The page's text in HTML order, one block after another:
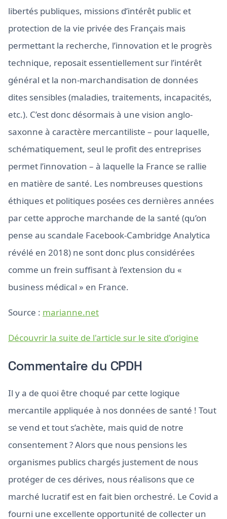
libertés publiques, missions d’intérêt public et
protection de la vie privée des Français mais
permettant la recherche, l’innovation et le progrès
technique, reposait essentiellement sur l’intérêt
général et la non-marchandisation de données
dites sensibles (maladies, traitements, incapacités,
etc.). C’est donc désormais à une vision anglo-
saxonne à caractère mercantiliste – pour laquelle,
schématiquement, seul le profit des entreprises
permet l’innovation – à laquelle la France se rallie
en matière de santé. Les nombreuses questions
éthiques et politiques posées ces dernières années
par cette approche marchande de la santé (qu’on
pense au scandale Facebook-Cambridge Analytica
révélé en 2018) ne sont donc plus considérées
comme un frein suffisant à l’extension du «
business médical » en France.
Source : marianne.net
Découvrir la suite de l'article sur le site d'origine
Commentaire du CPDH
Il y a de quoi être choqué par cette logique
mercantile appliquée à nos données de santé ! Tout
se vend et tout s’achète, mais quid de notre
consentement ? Alors que nous pensions les
organismes publics chargés justement de nous
protéger de ces dérives, nous réalisons que ce
marché lucratif est en fait bien orchestré. Le Covid a
fourni une excellente opportunité de collecter un